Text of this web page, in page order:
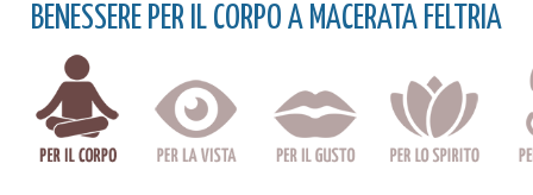
BENESSERE PER IL CORPO A MACERATA FELTRIA